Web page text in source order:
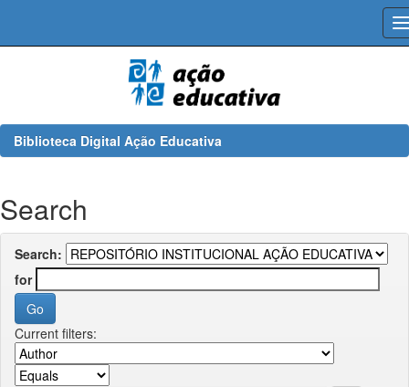
Biblioteca Digital Ação Educativa
Search
Search:
for
Current filters: